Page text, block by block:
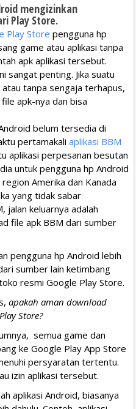
mengizinkan
Play Store.
Play Store pengguna hp
game atau aplikasi tanpa
apk aplikasi tersebut.
sangat penting. Jika suatu
tanpa sengaja terhapus,
apk-nya dan bisa
belum tersedia di
pertamakali aplikasi BBM
aplikasi perpesanan besutan
untuk pengguna hp Android
Amerika dan Kanada
yang tidak sabar
jalan keluarnya adalah
file apk BBM dari sumber
pengguna hp Android lebih
sumber lain ketimbang
resmi Google Play Store.
apakah aman download
Store?
semua game dan
ke Google Play App Store
persyaratan tertentu.
izin aplikasi tersebut.
aplikasi Android, biasanya